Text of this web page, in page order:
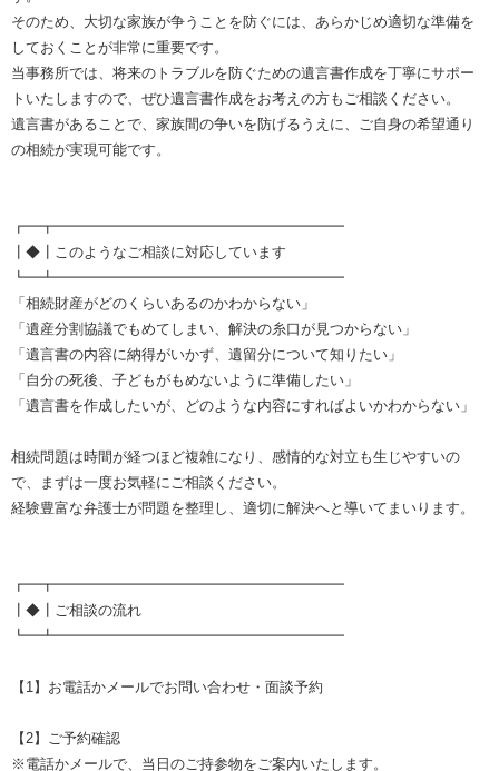
そのため、大切な家族が争うことを防ぐには、あらかじめ適切な準備を
しておくことが非常に重要です。
当事務所では、将来のトラブルを防ぐための遺言書作成を丁寧にサポー
トいたしますので、ぜひ遺言書作成をお考えの方もご相談ください。
遺言書があることで、家族間の争いを防げるうえに、ご自身の希望通り
の相続が実現可能です。
┏━┳━━━━━━━━━━━━━━━━━━━━
┃◆┃このようなご相談に対応しています
┗━┻━━━━━━━━━━━━━━━━━━━━
「相続財産がどのくらいあるのかわからない」
「遺産分割協議でもめてしまい、解決の糸口が見つからない」
「遺言書の内容に納得がいかず、遺留分について知りたい」
「自分の死後、子どもがもめないように準備したい」
「遺言書を作成したいが、どのような内容にすればよいかわからない」
相続問題は時間が経つほど複雑になり、感情的な対立も生じやすいの
で、まずは一度お気軽にご相談ください。
経験豊富な弁護士が問題を整理し、適切に解決へと導いてまいります。
┏━┳━━━━━━━━━━━━━━━━━━━━
┃◆┃ご相談の流れ
┗━┻━━━━━━━━━━━━━━━━━━━━
【1】お電話かメールでお問い合わせ・面談予約
【2】ご予約確認
※電話かメールで、当日のご持参物をご案内いたします。